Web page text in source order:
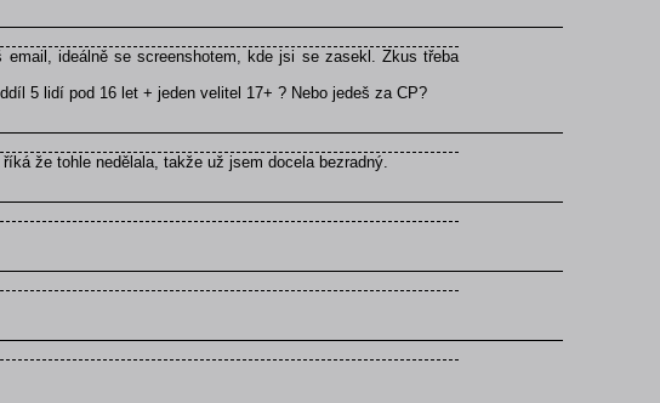
ideálně se screenshotem, kde jsi se zasekl. Zkus třeba
5 lidí pod 16 let + jeden velitel 17+ ? Nebo jedeš za CP?
že tohle nedělala, takže už jsem docela bezradný.